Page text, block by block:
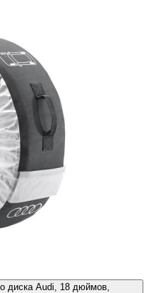
диска Audi, 18 дюймов,